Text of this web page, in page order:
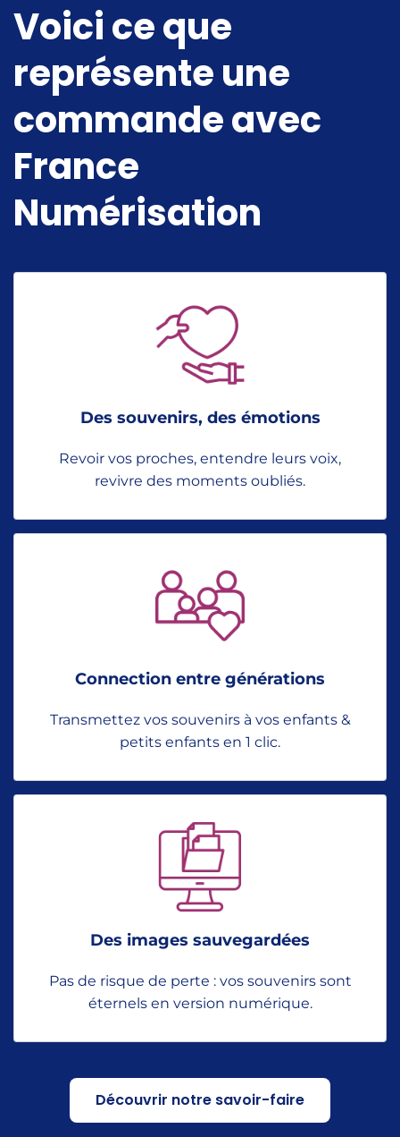
Voici ce que
représente une
commande avec
France
Numérisation
Des souvenirs, des émotions
Revoir vos proches, entendre leurs voix,
revivre des moments oubliés.
Connection entre générations
Transmettez vos souvenirs à vos enfants &
petits enfants en 1 clic.
Des images sauvegardées
Pas de risque de perte : vos souvenirs sont
éternels en version numérique.
Découvrir notre savoir-faire